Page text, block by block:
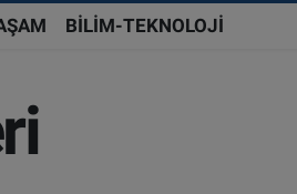
BİLİM-TEKNOLOJİ